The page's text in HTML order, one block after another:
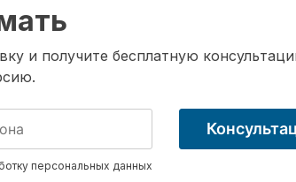
и получите бесплатную
персональных данных